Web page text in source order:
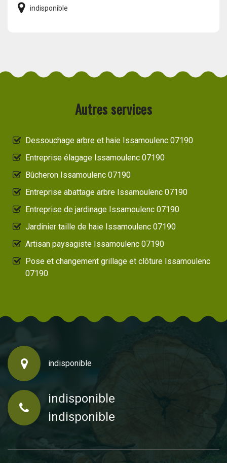
indisponible
Autres services
Dessouchage arbre et haie Issamoulenc 07190
Entreprise élagage Issamoulenc 07190
Bûcheron Issamoulenc 07190
Entreprise abattage arbre Issamoulenc 07190
Entreprise de jardinage Issamoulenc 07190
Jardinier taille de haie Issamoulenc 07190
Artisan paysagiste Issamoulenc 07190
Pose et changement grillage et clôture Issamoulenc
07190
indisponible
indisponible
indisponible